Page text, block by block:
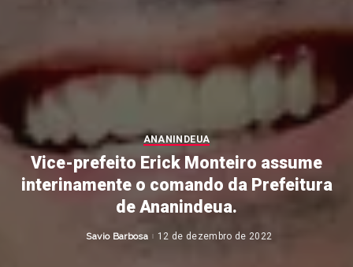
ANANINDEUA
Vice-prefeito Erick Monteiro assume
interinamente o comando da Prefeitura
de Ananindeua.
Posted
Savio Barbosa 12 de dezembro de 2022